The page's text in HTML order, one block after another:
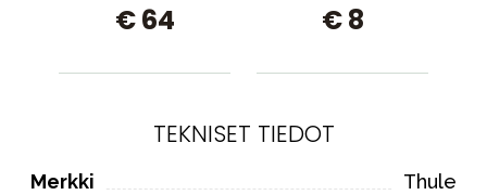
€ 64 € 8
TEKNISET TIEDOT
Merkki
Thule